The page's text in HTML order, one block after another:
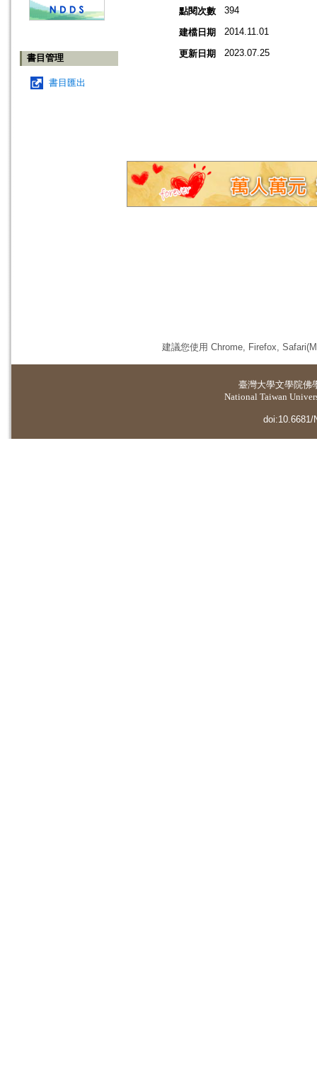
書目管理
書目匯出
點閱次數
394
建檔日期 2014.11.01
更新日期 2023.07.25
建議您使用 Chrome, Firefox,
臺灣大學文學院佛
National Taiwan
doi:10.6681/